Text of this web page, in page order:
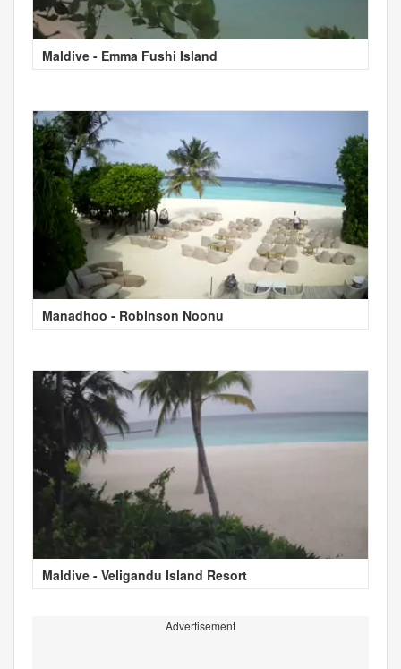
Maldive - Emma Fushi Island
Manadhoo - Robinson Noonu
Maldive - Veligandu Island Resort
Advertisement